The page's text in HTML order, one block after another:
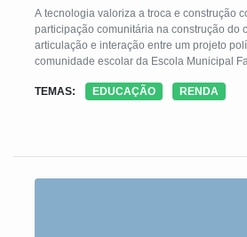
A tecnologia valoriza a troca e construção
participação comunitária na construção do
articulação e interação entre um projeto
comunidade escolar da Escola Municipal
TEMAS:
EDUCAÇÃO RENDA